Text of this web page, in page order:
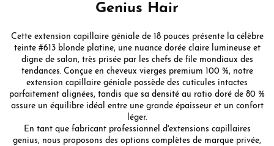
Genius Hair
Cette extension capillaire géniale de 18 pouces présente la célèbre
teinte #613 blonde platine, une nuance dorée claire lumineuse et
digne de salon, très prisée par les chefs de file mondiaux des
tendances. Conçue en cheveux vierges premium 100 %, notre
extension capillaire géniale possède des cuticules intactes
parfaitement alignées, tandis que sa densité au ratio doré de 80 %
assure un équilibre idéal entre une grande épaisseur et un confort
léger.
En tant que fabricant professionnel d'extensions capillaires
genius, nous proposons des options complètes de marque privée,